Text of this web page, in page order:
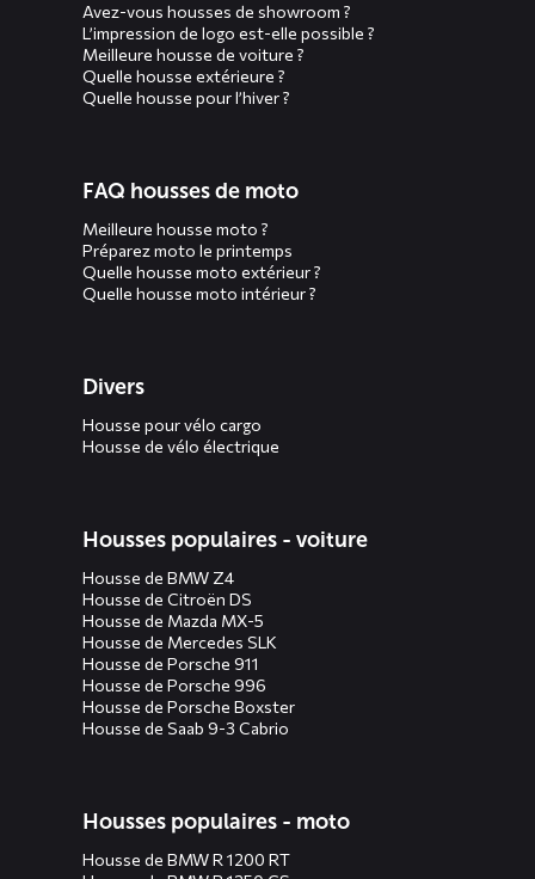
Avez-vous housses de showroom ?
L’impression de logo est-elle possible ?
Meilleure housse de voiture ?
Quelle housse extérieure ?
Quelle housse pour l’hiver ?
FAQ housses de moto
Meilleure housse moto ?
Préparez moto le printemps
Quelle housse moto extérieur ?
Quelle housse moto intérieur ?
Divers
Housse pour vélo cargo
Housse de vélo électrique
Housses populaires - voiture
Housse de BMW Z4
Housse de Citroën DS
Housse de Mazda MX-5
Housse de Mercedes SLK
Housse de Porsche 911
Housse de Porsche 996
Housse de Porsche Boxster
Housse de Saab 9-3 Cabrio
Housses populaires - moto
Housse de BMW R 1200 RT